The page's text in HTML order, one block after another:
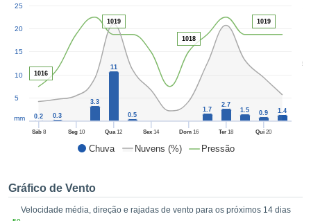
fornecer-
sem
botão
ao
todos os
ou
no
como
um perfil
CONTINUAR
CONFIGURAÇÕES
Chuva Nuvens (%) Pressão
50
Sáb8 Seg10 Qua12 Sex 14 Dom16 Ter 18 Qui 20
5
10
15
20
25
mm 0.2 0.3
3.3
11
0.5
1.7
2.7
1.5
0.9 1.4
1016
1019
1018
1019
Gráfico de Vento
Velocidade média, direção e rajadas de vento para os próximos 14 dias